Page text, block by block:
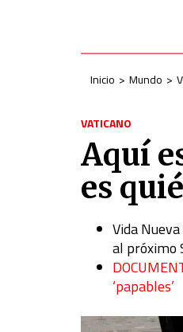
Inicio Mundo
VATICANO
Aquí
es
Vida
al próximo
‘papables’